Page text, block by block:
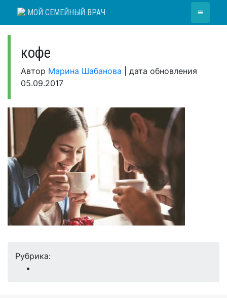
МОЙ СЕМЕЙНЫЙ ВРАЧ ≡
кофе
Автор Марина Шабанова
дата обновления
05.09.2017
Рубрика: